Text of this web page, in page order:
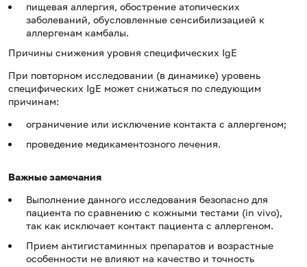
пищевая аллергия, обострение атопических
заболеваний, обусловленные сенсибилизацией к
аллергенам камбалы.
Причины снижения уровня специфических IgE
При повторном исследовании (в динамике) уровень
специфических IgE может снижаться по следующим
причинам:
ограничение или исключение контакта с аллергеном;
проведение медикаментозного лечения.
Важные замечания
Выполнение данного исследования безопасно для
пациента по сравнению с кожными тестами (in vivo),
так как исключает контакт пациента с аллергеном.
Прием антигистаминных препаратов и возрастные
особенности не влияют на качество и точность